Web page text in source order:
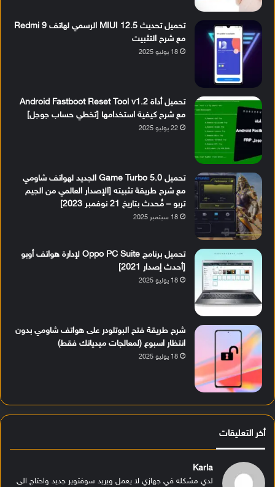
تحميل تحديث MIUI 12.5 الرسمي لهاتف Redmi 9
مع شرح التثبيت
18 يوليو 2025
تحميل أداة Android Fastboot Reset Tool v1.2
مع شرح كيفية استخدامها [تخطي حساب جوجل]
22 يوليو 2025
تحميل Game Turbo 5.0 الجديد لهواتف شاومي
مع شرح طريقة تثبيته [الإصدار العالمي من الجيم
تربو – مُحدث بتاريخ 21 نوفمبر 2023]
18 سبتمبر 2025
تحميل برنامج Oppo PC Suite لإدارة هواتف أوبو
[أحدث إصدار 2021]
18 يوليو 2025
شرح طريقة فتح البوتلودر على هواتف شاومي بدون
انتظار اسبوع (لمعالجات ميدياتك فقط)
18 يوليو 2025
أخر التعليقات
Karla
لدي مشكله في جهازي لا يعمل ويريد سوفتوير جديد واحتاج الى